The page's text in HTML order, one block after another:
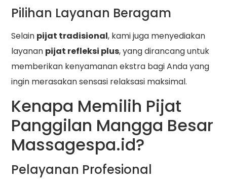
Pilihan Layanan Beragam
Selain pijat tradisional, kami juga menyediakan
layanan pijat refleksi plus, yang dirancang untuk
memberikan kenyamanan ekstra bagi Anda yang
ingin merasakan sensasi relaksasi maksimal.
Kenapa Memilih Pijat
Panggilan Mangga Besar
Massagespa.id?
Pelayanan Profesional